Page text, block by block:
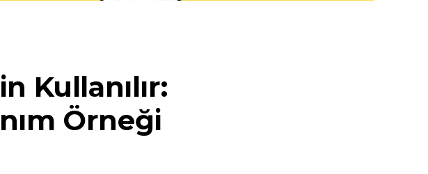
Kullanılır:
Örneği